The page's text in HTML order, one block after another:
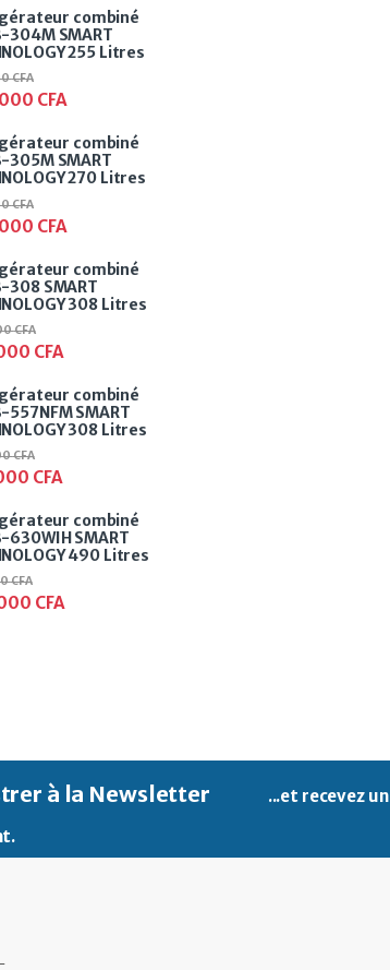
combiné
304M SMART
255 Litres
CFA
CFA
combiné
305M SMART
270 Litres
CFA
CFA
combiné
308 SMART
308 Litres
CFA
CFA
combiné
557NFM SMART
308 Litres
CFA
CFA
combiné
630WIH SMART
490 Litres
CFA
CFA
à la Newsletter ...et recevez un
.